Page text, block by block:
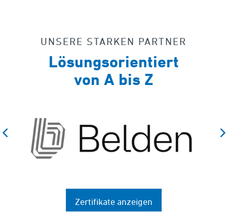
UNSERE STARKEN PARTNER
Lösungsorientiert
von A bis Z
Zertifikate anzeigen